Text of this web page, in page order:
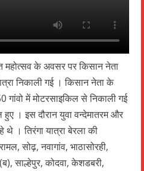
के अवसर पर किसान नेता
निकाली गई । किसान नेता के
गांवो में मोटरसाइकिल से निकाली गई
हुए । इस दौरान युवा वन्देमातरम और
थे । तिरंगा यात्रा बेरला की
सोढ़, नवागांव, भाठासोरही,
साल्हेपुर, कोदवा, केशडबरी,